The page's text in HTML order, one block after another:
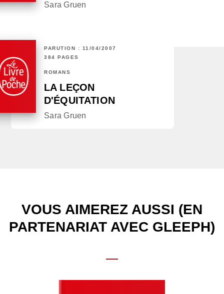
Sara Gruen
PARUTION : 11/04/2007
384 PAGES
ROMANS
LA LEÇON
D'ÉQUITATION
Sara Gruen
VOUS AIMEREZ AUSSI (EN
PARTENARIAT AVEC GLEEPH)